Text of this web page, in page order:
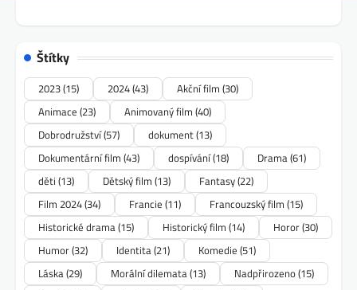
Štítky
2023(15) 2024(43) Akční film (30)
Animace (23) Animovaný film (40)
Dobrodružství(57) dokument(13)
Dokumentární film (43) dospívání(18) Drama(61)
děti (13) Dětský film (13) Fantasy(22)
Film 2024(34) Francie (11) Francouzský film (15)
Historické drama(15) Historický film (14) Horor(30)
Humor(32) Identita(21) Komedie (51)
Láska(29) Morální dilemata(13) Nadpřirozeno(15)